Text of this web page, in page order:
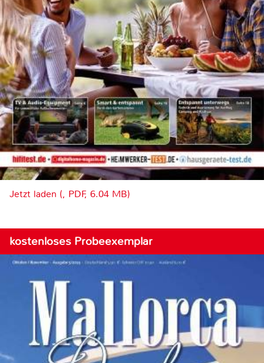
Jetzt laden (, PDF, 6.04 MB)
kostenloses Probeexemplar